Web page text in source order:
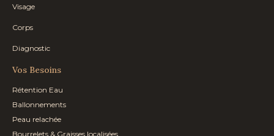
Visage
Corps
Diagnostic
Vos Besoins
Rétention Eau
Ballonnements
Peau relachée
Bourrelets & Graisses localisées